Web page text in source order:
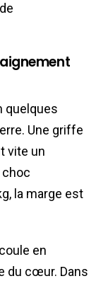
quelques
Une griffe
vite un
choc
la marge est
en
du cœur. Dans